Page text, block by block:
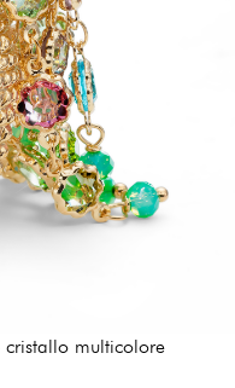
multicolore